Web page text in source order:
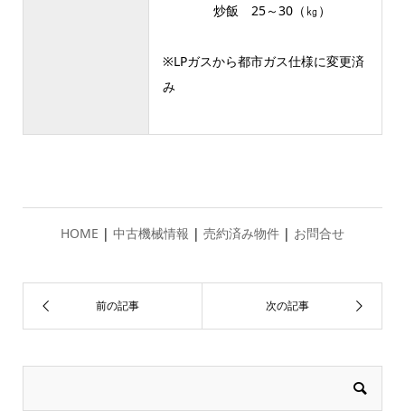
炒飯 25～30（㎏）
※LPガスから都市ガス仕様に変更済
み
HOME | 中古機械情報 | 売約済み物件 | お問合せ